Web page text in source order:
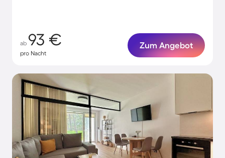
ab 93 €
pro Nacht
Zum Angebot